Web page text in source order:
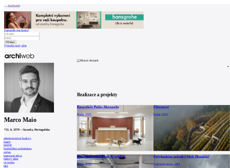
Archiweb
Zapoměli jste heslo?
Vytvořit nový účet
Zprávy
Architekti
Stavby
Katalog
E-shop
Burza práce161
Marco Maio
*21. 6. 1979– Guarda, Portugalsko
administrativní budovy
hotely
interiér
krajinářská architektura
corten
kamenné zdivo
řadový dům
ve svahu
bílá
Realizace a projekty
Kanceláře Palác Akropolis
Praha, 2025
Fibonacci
Praha, 2022
Kanceláře Manifesto & reSITE
Praha, 2020
Polyfunkční městský blok Hraničář
Ústí nad Labem, 2011